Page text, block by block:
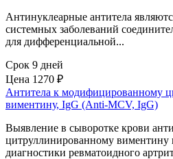
Антинуклеарные антитела
системных заболеваний
для дифференциальной...
Срок 9 дней
Цена 1270 ₽
Антитела к модифицированному
виментину, IgG (Anti-MCV, IgG)
Выявление в сыворотке крови
цитруллинированному виментину
диагностики ревматоидного